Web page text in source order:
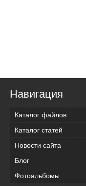
Навигация
Каталог файлов
Каталог статей
Новости сайта
Блог
Фотоальбомы